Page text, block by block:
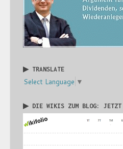
▶ TRANSLATE
Select Language ▼
▶ DIE WIKIS ZUM BLOG: JETZT